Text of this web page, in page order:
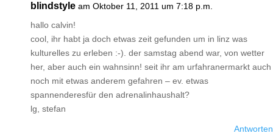
blindstyle am Oktober 11, 2011 um 7:18 p.m.
hallo calvin!
cool, ihr habt ja doch etwas zeit gefunden um in linz was
kulturelles zu erleben :-). der samstag abend war, von wetter
her, aber auch ein wahnsinn! seit ihr am urfahranermarkt auch
noch mit etwas anderem gefahren – ev. etwas
spannenderesfür den adrenalinhaushalt?
lg, stefan
Antworten